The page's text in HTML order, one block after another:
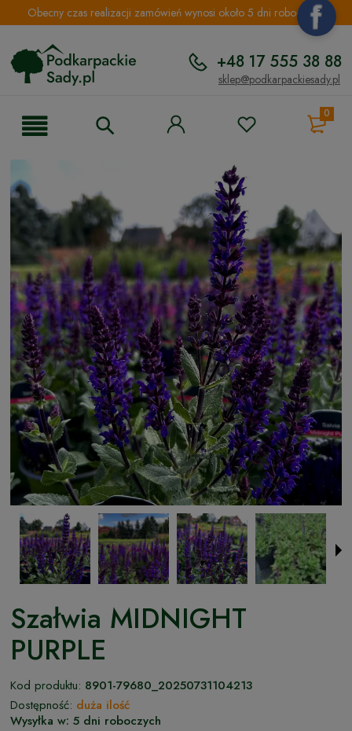
Obecny czas realizacji zamówień wynosi około 5 dni roboczych.
+48 17 555 38 88
sklep@podkarpackiesady.pl
0
Szałwia MIDNIGHT
PURPLE
Kod produktu: 8901-79680_20250731104213
Dostępność: duża ilość
Wysyłka w: 5 dni roboczych